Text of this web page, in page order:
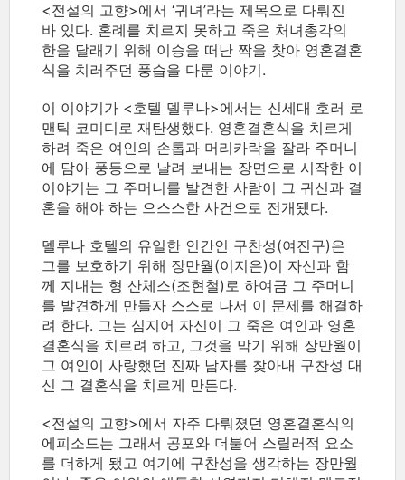
<전설의 고향>에서 ‘귀녀’라는 제목으로 다뤄진
바 있다. 혼례를 치르지 못하고 죽은 처녀총각의
한을 달래기 위해 이승을 떠난 짝을 찾아 영혼결혼
식을 치러주던 풍습을 다룬 이야기.
이 이야기가 <호텔 델루나>에서는 신세대 호러 로
맨틱 코미디로 재탄생했다. 영혼결혼식을 치르게
하려 죽은 여인의 손톱과 머리카락을 잘라 주머니
에 담아 풍등으로 날려 보내는 장면으로 시작한 이
이야기는 그 주머니를 발견한 사람이 그 귀신과 결
혼을 해야 하는 으스스한 사건으로 전개됐다.
델루나 호텔의 유일한 인간인 구찬성(여진구)은
그를 보호하기 위해 장만월(이지은)이 자신과 함
께 지내는 형 산체스(조현철)로 하여금 그 주머니
를 발견하게 만들자 스스로 나서 이 문제를 해결하
려 한다. 그는 심지어 자신이 그 죽은 여인과 영혼
결혼식을 치르려 하고, 그것을 막기 위해 장만월이
그 여인이 사랑했던 진짜 남자를 찾아내 구찬성 대
신 그 결혼식을 치르게 만든다.
<전설의 고향>에서 자주 다뤄졌던 영혼결혼식의
에피소드는 그래서 공포와 더불어 스릴러적 요소
를 더하게 됐고 여기에 구찬성을 생각하는 장만월